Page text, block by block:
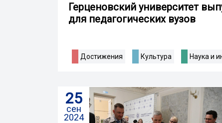
Герценовский университет
для педагогических вузов
Достижения Культура Наука и
25
сен
2024